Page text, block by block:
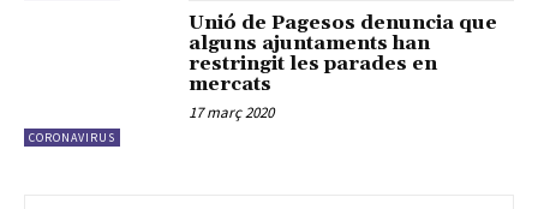
CORONAVIRUS
Unió de Pagesos denuncia que
alguns ajuntaments han
restringit les parades en
mercats
17 març 2020